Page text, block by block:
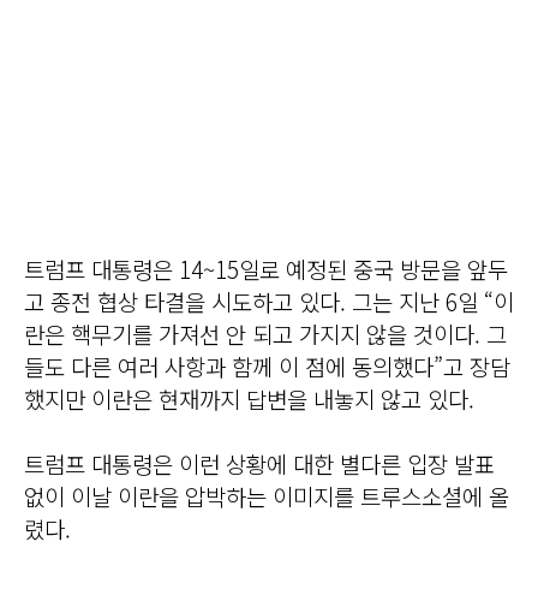
트럼프 대통령은 14~15일로 예정된 중국 방문을 앞두
고 종전 협상 타결을 시도하고 있다. 그는 지난 6일 “이
란은 핵무기를 가져선 안 되고 가지지 않을 것이다. 그
들도 다른 여러 사항과 함께 이 점에 동의했다”고 장담
했지만 이란은 현재까지 답변을 내놓지 않고 있다.
트럼프 대통령은 이런 상황에 대한 별다른 입장 발표
없이 이날 이란을 압박하는 이미지를 트루스소셜에 올
렸다.